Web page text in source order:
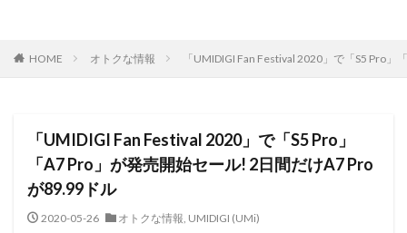
HOME オトクな情報 「UMIDIGI Fan Festival 2020」で「S5 Pro
「UMIDIGI Fan Festival 2020」で「S5 Pro」
「A7 Pro」が発売開始セール! 2日間だけA7 Pro
が89.99ドル
2020-05-26 オトクな情報, UMIDIGI (UMi)